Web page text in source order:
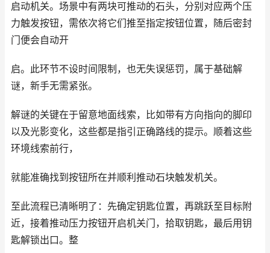
启动机关。场景中有两块可推动的石头，分别对应两个压
力触发按钮，需依次将它们推至指定按钮位置，随后密封
门便会自动开
启。此环节不设时间限制，也无失误惩罚，属于基础解
谜，新手无需紧张。
解谜的关键在于留意地面线索，比如带有方向指向的脚印
以及光影变化，这些都是指引正确路线的提示。顺着这些
环境线索前行，
就能准确找到按钮所在并顺利推动石块触发机关。
至此流程已清晰明了：先确定钥匙位置，再跳跃至目标附
近，接着推动压力按钮开启机关门，拾取钥匙，最后用钥
匙解锁出口。整